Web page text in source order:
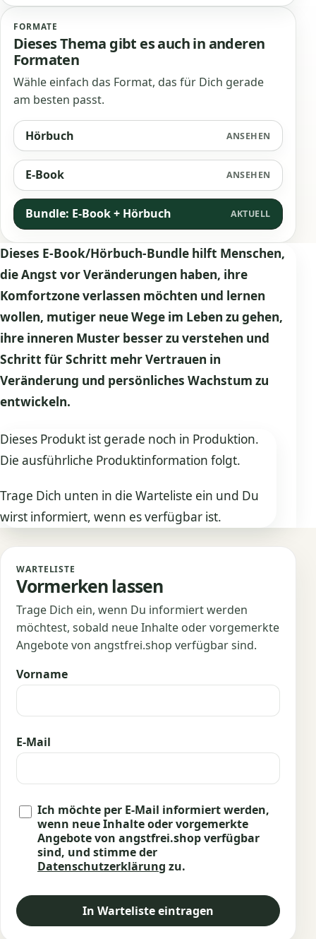
FORMATE
Dieses Thema gibt es auch in anderen
Formaten
Wähle einfach das Format, das für Dich gerade
am besten passt.
Hörbuch ANSEHEN
E-Book ANSEHEN
Bundle: E-Book + Hörbuch AKTUELL
Dieses E-Book/Hörbuch-Bundle hilft Menschen,
die Angst vor Veränderungen haben, ihre
Komfortzone verlassen möchten und lernen
wollen, mutiger neue Wege im Leben zu gehen,
ihre inneren Muster besser zu verstehen und
Schritt für Schritt mehr Vertrauen in
Veränderung und persönliches Wachstum zu
entwickeln.
Dieses Produkt ist gerade noch in Produktion.
Die ausführliche Produktinformation folgt.
Trage Dich unten in die Warteliste ein und Du
wirst informiert, wenn es verfügbar ist.
WARTELISTE
Vormerken lassen
Trage Dich ein, wenn Du informiert werden
möchtest, sobald neue Inhalte oder vorgemerkte
Angebote von angstfrei.shop verfügbar sind.
Vorname
E-Mail
Ich möchte per E-Mail informiert werden,
wenn neue Inhalte oder vorgemerkte
Angebote von angstfrei.shop verfügbar
sind, und stimme der
Datenschutzerklärung zu.
In Warteliste eintragen